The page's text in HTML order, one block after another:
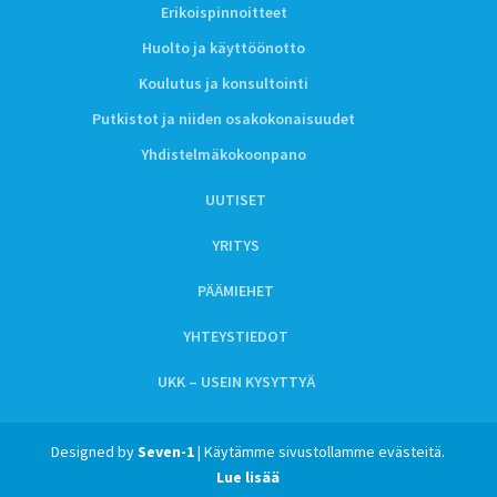
Erikoispinnoitteet
Huolto ja käyttöönotto
Koulutus ja konsultointi
Putkistot ja niiden osakokonaisuudet
Yhdistelmäkokoonpano
UUTISET
YRITYS
PÄÄMIEHET
YHTEYSTIEDOT
UKK – USEIN KYSYTTYÄ
Designed bySeven-1| Käytämme sivustollamme evästeitä.
Lue lisää